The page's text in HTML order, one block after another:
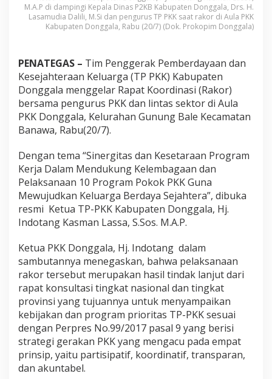
a
G
e
r
R
a
k
o
r
P
k
u
a
t
1
0
P
o
g
a
m
K
e
r
a
M.A.P di dampingi Kepala Dinas P2KB Kabupaten Donggala, Drs. H.
Lasamudia Dalili, M.Si dan pengurus TP PKK saat rakor di Aula PKK
Kabupaten Donggala, Rabu (20/7) (Dok. Prokopim Donggala)
PENATEGAS – Tim Penggerak Pemberdayaan dan
Kesejahteraan Keluarga (TP PKK) Kabupaten
Donggala menggelar Rapat Koordinasi (Rakor)
bersama pengurus PKK dan lintas sektor di Aula
PKK Donggala, Kelurahan Gunung Bale Kecamatan
Banawa, Rabu(20/7).
Dengan tema “Sinergitas dan Kesetaraan Program
Kerja Dalam Mendukung Kelembagaan dan
Pelaksanaan 10 Program Pokok PKK Guna
Mewujudkan Keluarga Berdaya Sejahtera”, dibuka
resmi Ketua TP-PKK Kabupaten Donggala, Hj.
Indotang Kasman Lassa, S.Sos. M.A.P.
Ketua PKK Donggala, Hj. Indotang dalam
sambutannya menegaskan, bahwa pelaksanaan
rakor tersebut merupakan hasil tindak lanjut dari
rapat konsultasi tingkat nasional dan tingkat
provinsi yang tujuannya untuk menyampaikan
kebijakan dan program prioritas TP-PKK sesuai
dengan Perpres No.99/2017 pasal 9 yang berisi
strategi gerakan PKK yang mengacu pada empat
prinsip, yaitu partisipatif, koordinatif, transparan,
dan akuntabel.